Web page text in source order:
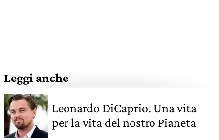
Leggi anche
Leonardo DiCaprio. Una vita
per la vita del nostro Pianeta